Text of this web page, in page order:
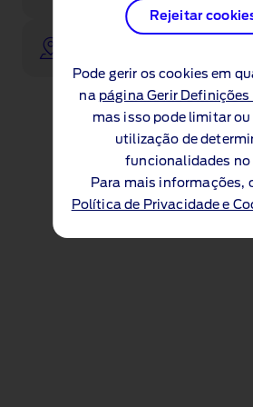
Rejeitar
Pode gerir os cookies em
na página Gerir Definições
mas isso pode limitar
utilização de
funcionalidades no
Para mais informações,
Política de Privacidade e